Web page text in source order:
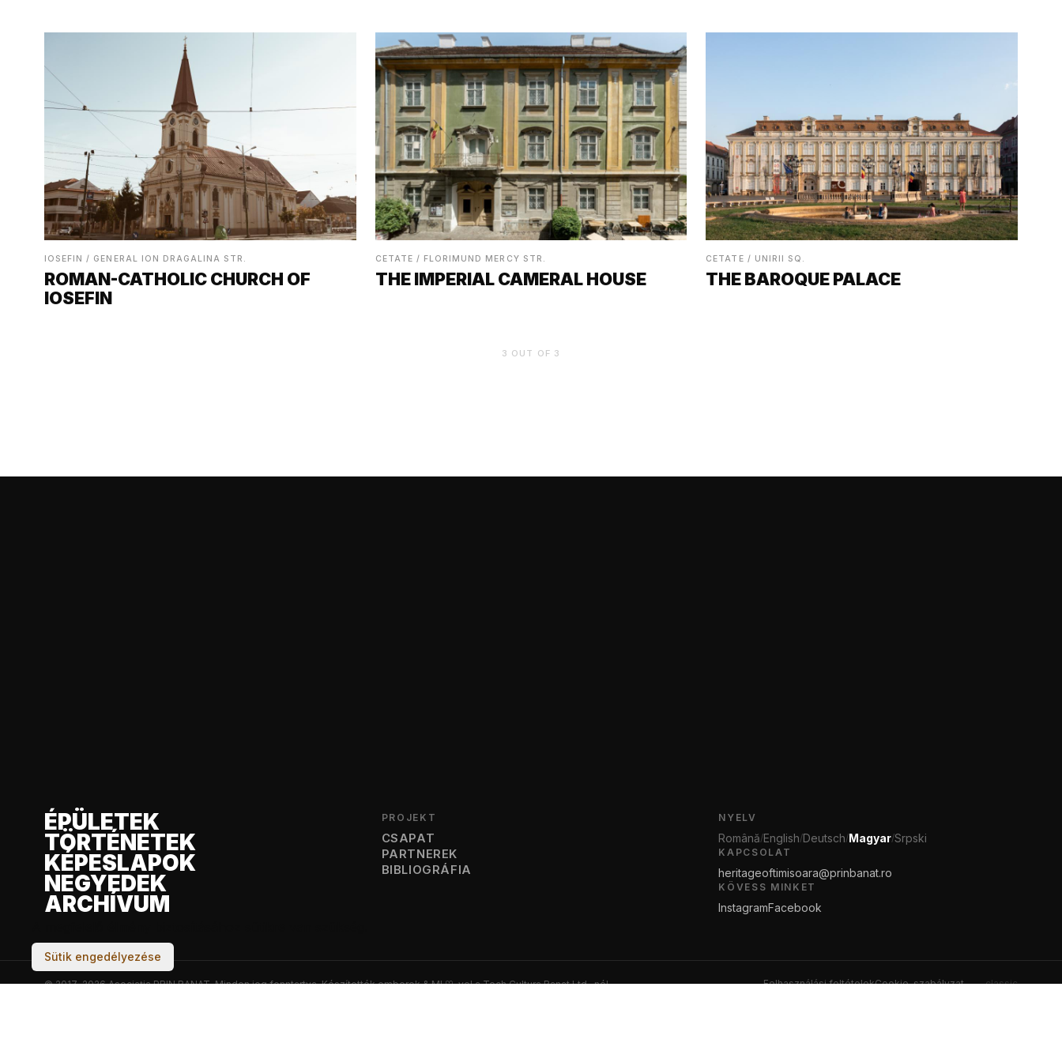
IOSEFIN / GENERAL ION DRAGALINA STR.
ROMAN-CATHOLIC CHURCH OF
IOSEFIN
CETATE / FLORIMUND MERCY STR.
THE IMPERIAL CAMERAL HOUSE
CETATE / UNIRII SQ.
THE BAROQUE PALACE
3 OUT OF 3
ÉPÜLETEK
TÖRTÉNETEK
KÉPESLAPOK
NEGYEDEK
ARCHÍVUM
PROJEKT
CSAPAT
PARTNEREK
BIBLIOGRÁFIA
NYELV
Română/English/Deutsch/Magyar/Srpski
KAPCSOLAT
heritageoftimisoara@prinbanat.ro
KÖVESS MINKET
InstagramFacebook
© 2017–2026 Asociația PRIN BANAT. Minden jog fenntartva.Készítették emberek & MI♡-vel a Tech Cultura Banat Ltd.-nél. Felhasználási feltételekCookie-szabályzat ← classic
Sütik engedélyezése